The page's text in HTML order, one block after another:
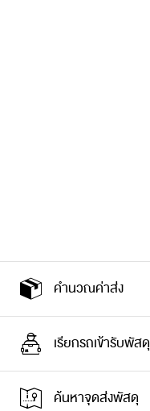
คำนวณค่าส่ง
เรียกรถเข้ารับพัสดุ
ค้นหาจุดส่งพัสดุ